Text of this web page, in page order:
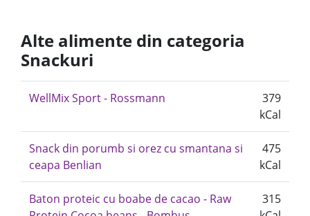
Alte alimente din categoria
Snackuri
WellMix Sport - Rossmann
379
kCal
Snack din porumb si orez cu smantana si
ceapa Benlian
475
kCal
Baton proteic cu boabe de cacao - Raw
315